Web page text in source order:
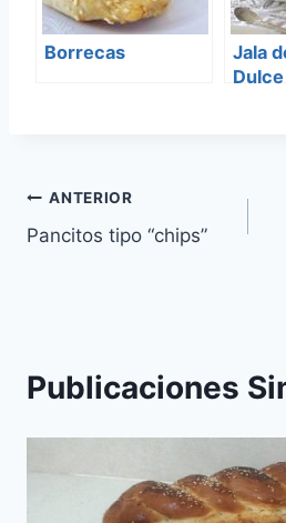
Borrecas
Jala
Navegación
de
ANTERIOR
Pancitos tipo “chips”
Publicaciones